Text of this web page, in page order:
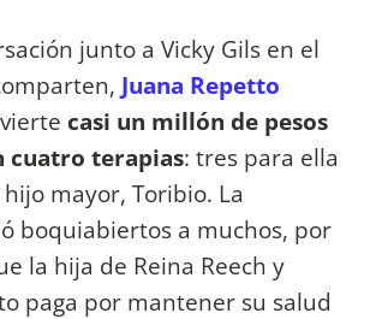
junto a Vicky Gils en el
Juana Repetto
casi un millón de pesos
cuatro terapias: tres para ella
mayor, Toribio. La
boquiabiertos a muchos, por
la hija de Reina Reech y
paga por mantener su salud